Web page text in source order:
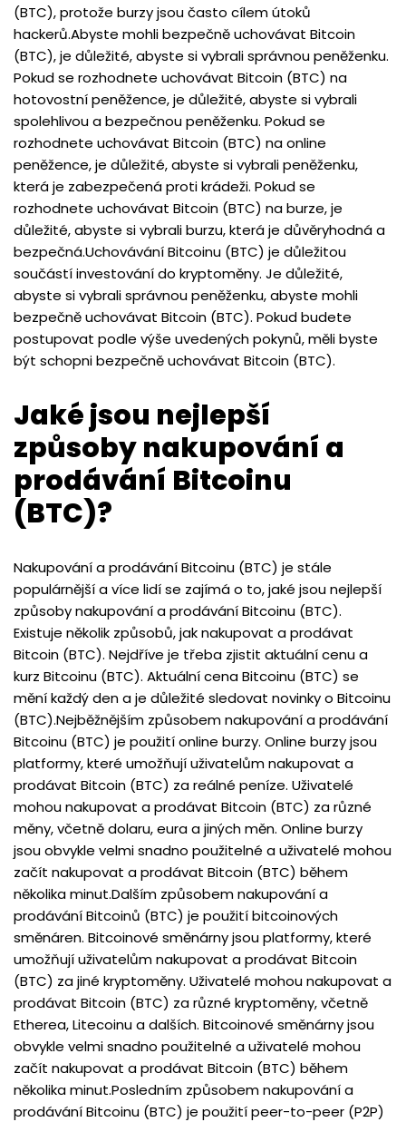
(BTC), protože burzy jsou často cílem útoků
hackerů.Abyste mohli bezpečně uchovávat Bitcoin
(BTC), je důležité, abyste si vybrali správnou peněženku.
Pokud se rozhodnete uchovávat Bitcoin (BTC) na
hotovostní peněžence, je důležité, abyste si vybrali
spolehlivou a bezpečnou peněženku. Pokud se
rozhodnete uchovávat Bitcoin (BTC) na online
peněžence, je důležité, abyste si vybrali peněženku,
která je zabezpečená proti krádeži. Pokud se
rozhodnete uchovávat Bitcoin (BTC) na burze, je
důležité, abyste si vybrali burzu, která je důvěryhodná a
bezpečná.Uchovávání Bitcoinu (BTC) je důležitou
součástí investování do kryptoměny. Je důležité,
abyste si vybrali správnou peněženku, abyste mohli
bezpečně uchovávat Bitcoin (BTC). Pokud budete
postupovat podle výše uvedených pokynů, měli byste
být schopni bezpečně uchovávat Bitcoin (BTC).
Jaké jsou nejlepší
způsoby nakupování a
prodávání Bitcoinu
(BTC)?
Nakupování a prodávání Bitcoinu (BTC) je stále
populárnější a více lidí se zajímá o to, jaké jsou nejlepší
způsoby nakupování a prodávání Bitcoinu (BTC).
Existuje několik způsobů, jak nakupovat a prodávat
Bitcoin (BTC). Nejdříve je třeba zjistit aktuální cenu a
kurz Bitcoinu (BTC). Aktuální cena Bitcoinu (BTC) se
mění každý den a je důležité sledovat novinky o Bitcoinu
(BTC).Nejběžnějším způsobem nakupování a prodávání
Bitcoinu (BTC) je použití online burzy. Online burzy jsou
platformy, které umožňují uživatelům nakupovat a
prodávat Bitcoin (BTC) za reálné peníze. Uživatelé
mohou nakupovat a prodávat Bitcoin (BTC) za různé
měny, včetně dolaru, eura a jiných měn. Online burzy
jsou obvykle velmi snadno použitelné a uživatelé mohou
začít nakupovat a prodávat Bitcoin (BTC) během
několika minut.Dalším způsobem nakupování a
prodávání Bitcoinů (BTC) je použití bitcoinových
směnáren. Bitcoinové směnárny jsou platformy, které
umožňují uživatelům nakupovat a prodávat Bitcoin
(BTC) za jiné kryptoměny. Uživatelé mohou nakupovat a
prodávat Bitcoin (BTC) za různé kryptoměny, včetně
Etherea, Litecoinu a dalších. Bitcoinové směnárny jsou
obvykle velmi snadno použitelné a uživatelé mohou
začít nakupovat a prodávat Bitcoin (BTC) během
několika minut.Posledním způsobem nakupování a
prodávání Bitcoinu (BTC) je použití peer-to-peer (P2P)